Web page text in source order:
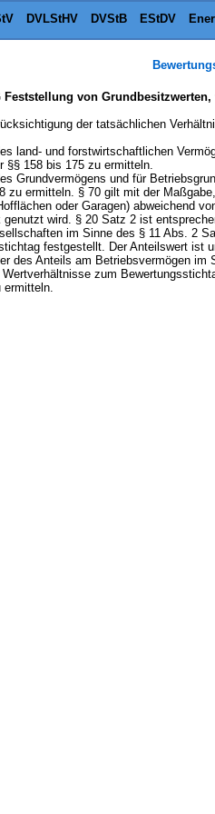
DVLStHV DVStB EStDV
Feststellung von
der tatsächlichen
land- und forstwirtschaftlichen
§§ 158 bis 175 zu ermitteln.
Grundvermögens und für
zu ermitteln. § 70 gilt mit der
oder Garagen) abweichend
wird. § 20 Satz 2 ist
im Sinne des § 11 Abs. 2
festgestellt. Der Anteilswert ist
des Anteils am Betriebsvermögen
zum
ermitteln.